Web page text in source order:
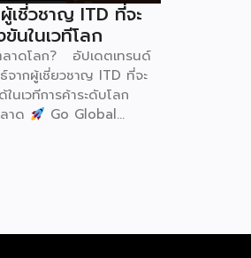
เชี่วชาญ ITD ที่จะ
นในเวทีโลก
าดโลก? อัปเดตเทรนด์
จากผู้เชี่ยวชาญ ITD ที่จะ
นเวทีการค้าระดับโลก
าด
Go Global
การ และผู้ที่กำลังวางแผน